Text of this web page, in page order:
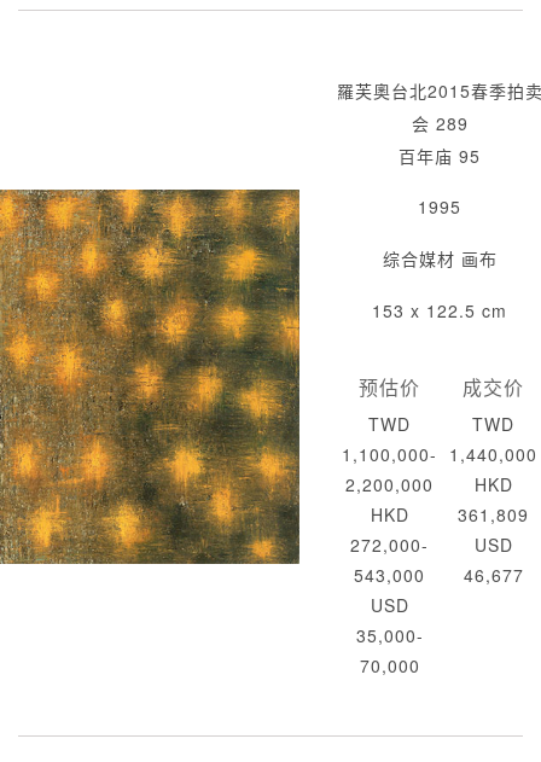
羅芙奧台北2015春季拍
会 289
百年庙 95
1995
综合媒材 画布
153 x 122.5 cm
预估价
TWD
1,100,000-
2,200,000
HKD
272,000-
543,000
USD
35,000-
70,000
成交价
TWD
1,440,000
HKD
361,809
USD
46,677